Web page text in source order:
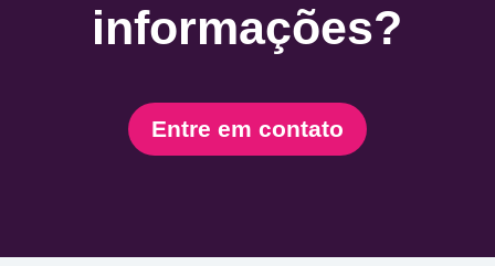
informações?
Entre em contato